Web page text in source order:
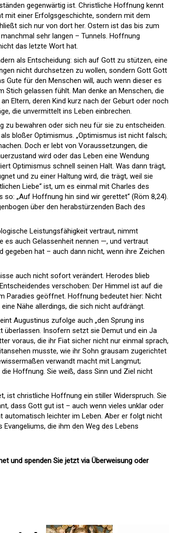
gegenwärtig ist. Christliche Hoffnung kennt
mit einer Erfolgsgeschichte, sondern mit dem
sich nur von dort her. Ostern ist das bis zum
sehr langen – Tunnels. Hoffnung
das letzte Wort hat.
als Entscheidung: sich auf Gott zu stützen, eine
nicht durchsetzen zu wollen, sondern Gott Gott
Gute für den Menschen will, auch wenn dieser es
gelassen fühlt. Man denke an Menschen, die
Eltern, deren Kind kurz nach der Geburt oder noch
die unvermittelt ins Leben einbrechen.
zu bewahren oder sich neu für sie zu entscheiden.
bloßer Optimismus. „Optimismus ist nicht falsch;
Doch er lebt von Voraussetzungen, die
wird oder das Leben eine Wendung
Optimismus schnell seinen Halt. Was dann trägt,
und zu einer Haltung wird, die trägt, weil sie
Liebe“ ist, um es einmal mit Charles des
„Auf Hoffnung hin sind wir gerettet“ (Röm 8,24).
über den herabstürzenden Bach des
Leistungsfähigkeit vertraut, nimmt
auch Gelassenheit nennen —, und vertraut
hat – auch dann nicht, wenn ihre Zeichen
auch nicht sofort verändert. Herodes blieb
verschoben: Der Himmel ist auf die
Paradies geöffnet. Hoffnung bedeutet hier: Nicht
Nähe allerdings, die sich nicht aufdrängt.
Augustinus zufolge auch „den Sprung ins
überlassen. Insofern setzt sie Demut und ein Ja
voraus, die ihr Fiat sicher nicht nur einmal sprach,
musste, wie ihr Sohn grausam zugerichtet
verwandt macht mit Langmut;
Hoffnung. Sie weiß, dass Sinn und Ziel nicht
ist christliche Hoffnung ein stiller Widerspruch. Sie
dass Gott gut ist – auch wenn vieles unklar oder
leichter im Leben. Aber er folgt nicht
die ihm den Weg des Lebens
und spenden Sie jetzt via Überweisung oder